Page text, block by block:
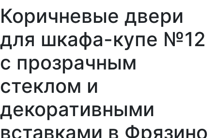
Коричневые двери
для шкафа-купе №12
с прозрачным
стеклом и
декоративными
вставками в Фрязино